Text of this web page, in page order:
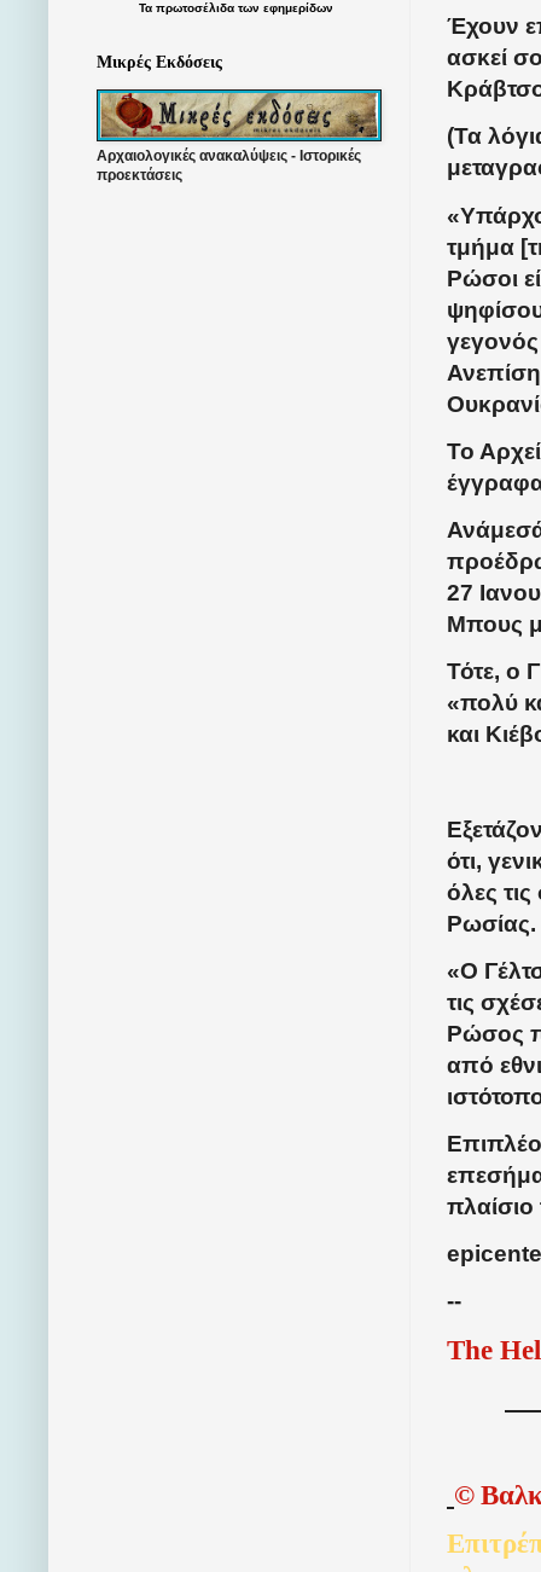
Έχουν
ασκεί
(Τα
τμήμα
Ρώσοι
γεγονός
Το
27
Μπους
Τότε, ο
«πολύ
και
ότι,
όλες
Ρωσίας.
«Ο
τις
Ρώσος
από
--
The
©
Τα πρωτοσέλιδατων εφημερίδων
Μικρές Εκδόσεις
Αρχαιολογικές ανακαλύψεις - Ιστορικές
προεκτάσεις